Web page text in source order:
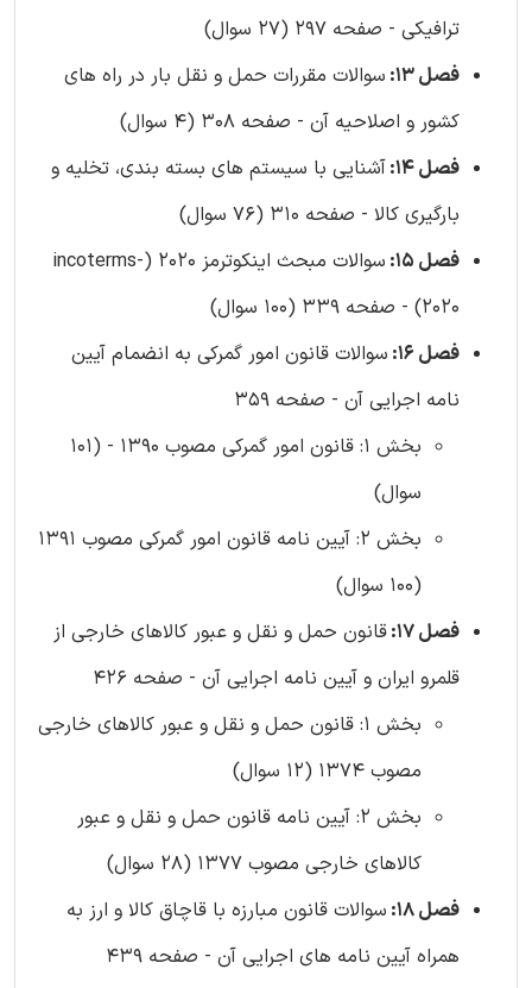
ترافیکی - صفحه 297 (27 سوال)
فصل 13:
سوالات مقررات حمل و نقل بار در راه های
کشور و اصلاحیه آن - صفحه 308 (4 سوال)
فصل 14:
آشنایی با سیستم های بسته بندی، تخلیه و
بارگیری کالا - صفحه 310 (76 سوال)
فصل 15:
سوالات مبحث اینکوترمز 2020 (incoterms-
2020) - صفحه 339 (100 سوال)
فصل 16:
سوالات قانون امور گمرکی به انضمام آیین
نامه اجرایی آن - صفحه 359
بخش 1: قانون امور گمرکی مصوب 1390 - (101
سوال)
بخش 2: آیین نامه قانون امور گمرکی مصوب 1391
(100 سوال)
فصل 17:
قانون حمل و نقل و عبور کالاهای خارجی از
قلمرو ایران و آیین نامه اجرایی آن - صفحه 426
بخش 1: قانون حمل و نقل و عبور کالاهای خارجی
مصوب 1374 (12 سوال)
بخش 2: آیین نامه قانون حمل و نقل و عبور
کالاهای خارجی مصوب 1377 (28 سوال)
فصل 18:
سوالات قانون مبارزه با قاچاق کالا و ارز به
همراه آیین نامه های اجرایی آن - صفحه 439